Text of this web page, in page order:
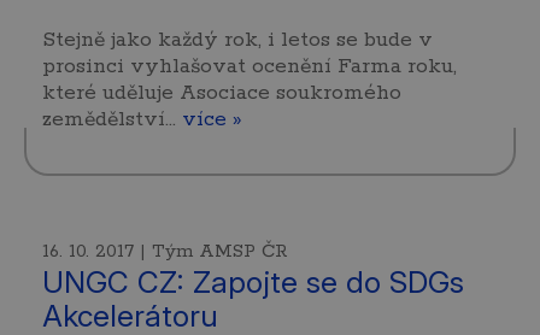
Stejně jako každý rok, i letos se bude v
prosinci vyhlašovat ocenění Farma roku,
které uděluje Asociace soukromého
zemědělství… více »
16. 10. 2017 | Tým AMSP ČR
UNGC CZ: Zapojte se do SDGs
Akcelerátoru